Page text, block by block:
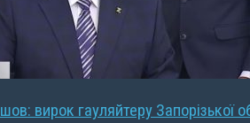
вирок гауляйтеру Запорізької